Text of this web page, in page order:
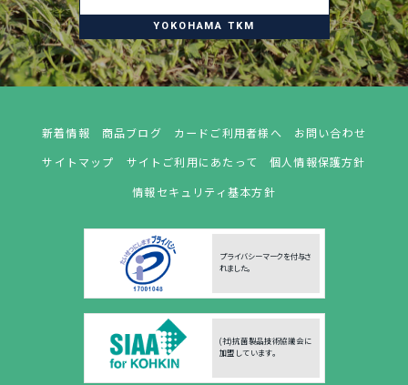
YOKOHAMA TKM
新着情報 商品ブログ カードご利用者様へ
お問い合わせ
サイトマップ
サイトご利用にあたって
個人情報保護方針
情報セキュリティ基本方針
プライバシーマークを付与さ
れました。
(社)抗菌製品技術協議会に
加盟しています。